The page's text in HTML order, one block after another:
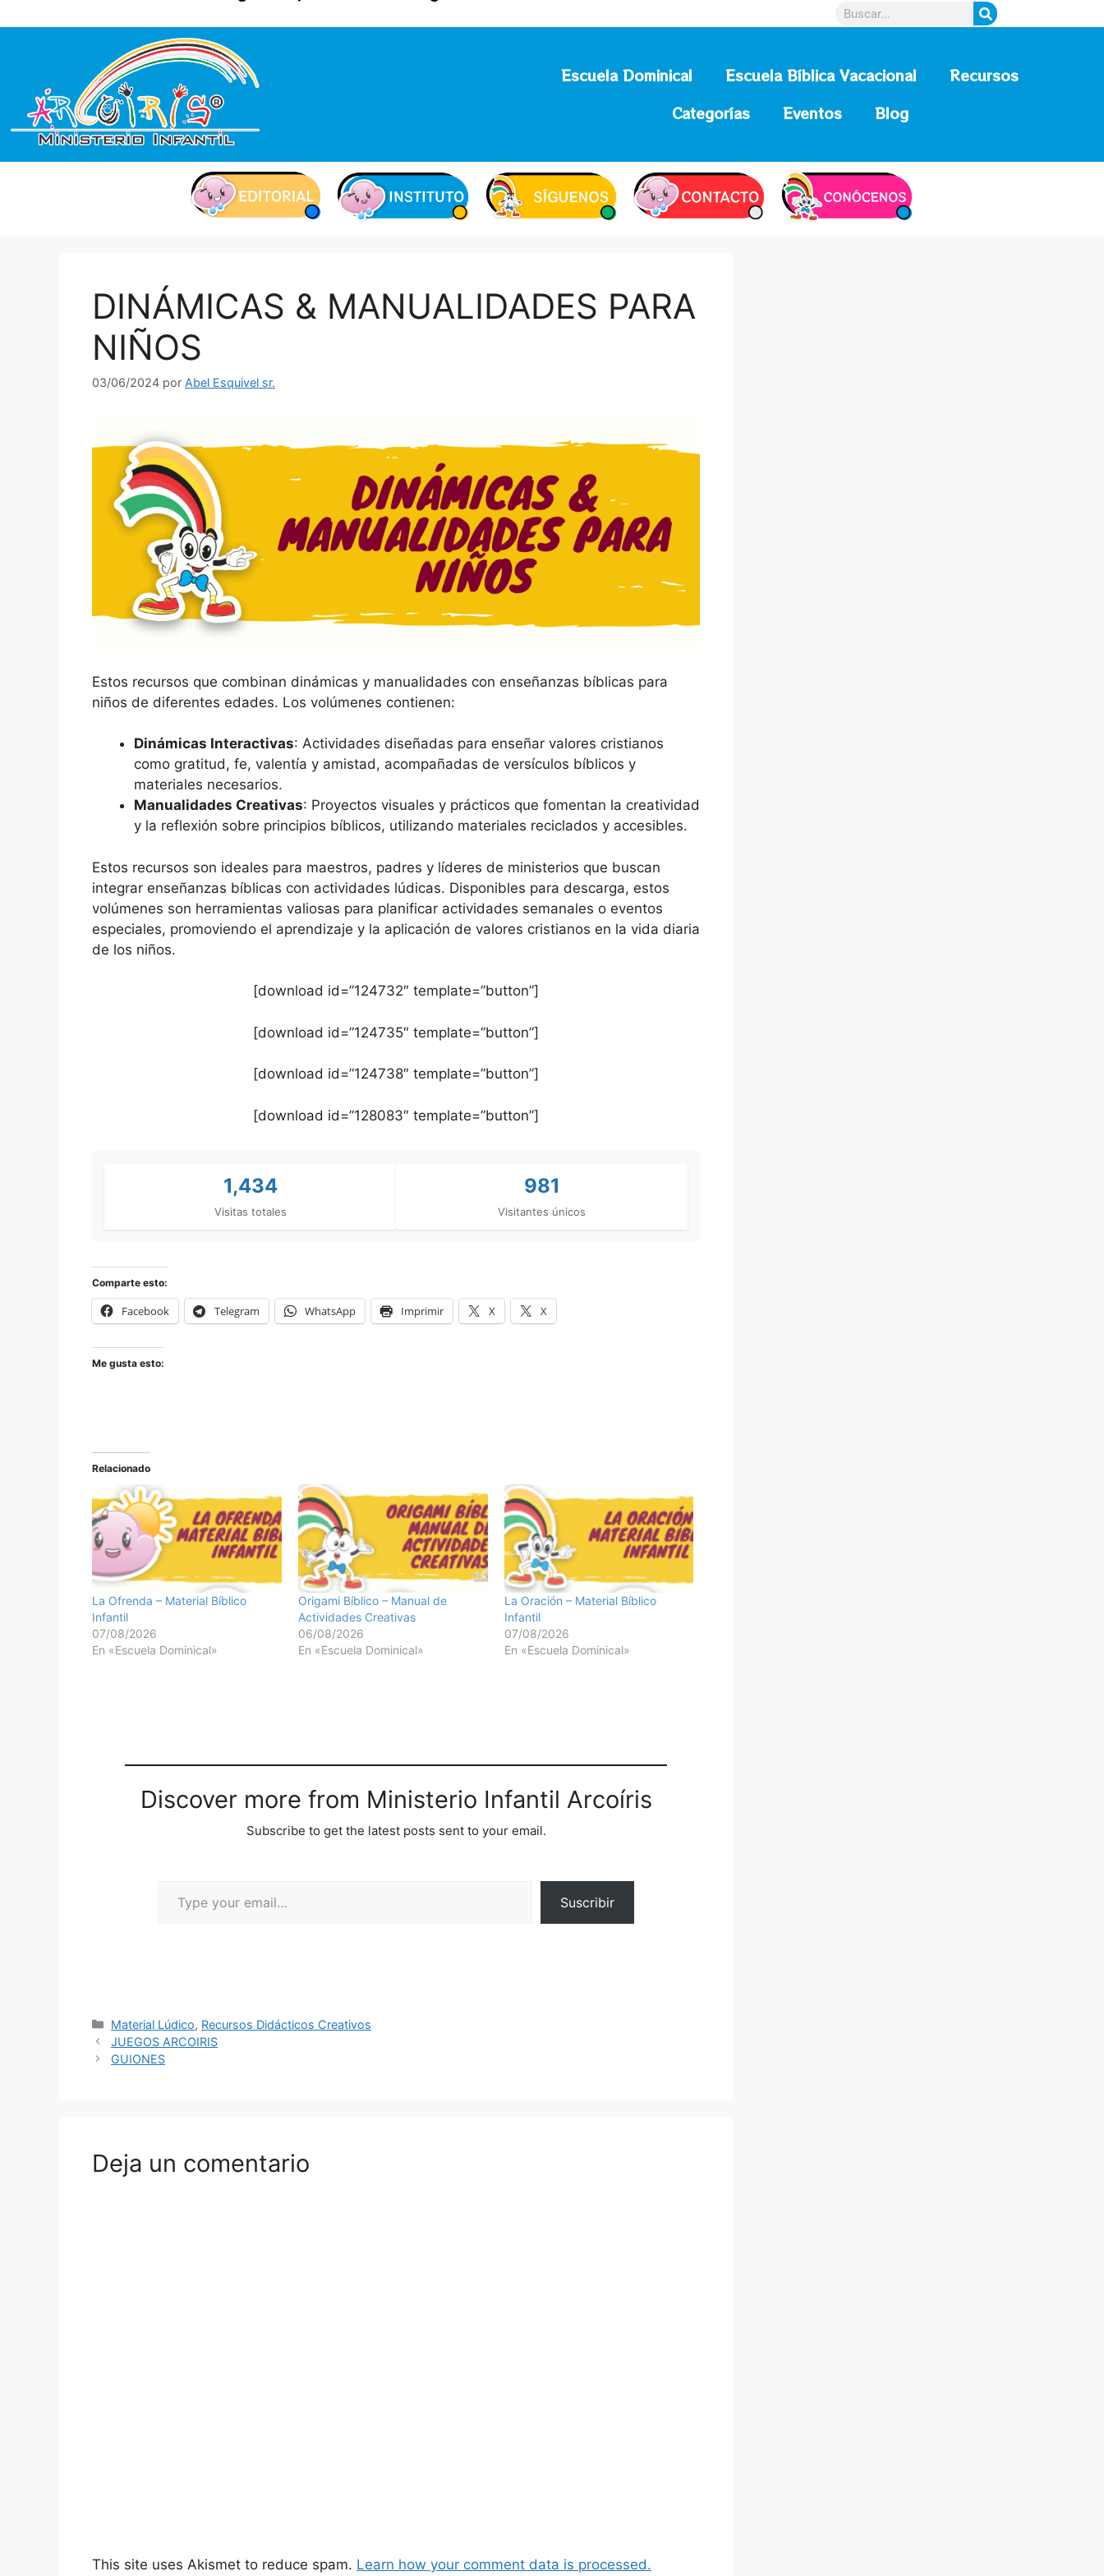
Escuela Dominical Escuela Bíblica Vacacional
Recursos
Categorías
Eventos Blog
DINÁMICAS & MANUALIDADES PARA
NIÑOS
03/06/2024 por Abel Esquivel sr.
Estos recursos que combinan dinámicas y manualidades con enseñanzas bíblicas para
niños de diferentes edades. Los volúmenes contienen:
Dinámicas Interactivas: Actividades diseñadas para enseñar valores cristianos
como gratitud, fe, valentía y amistad, acompañadas de versículos bíblicos y
materiales necesarios.
Manualidades Creativas: Proyectos visuales y prácticos que fomentan la creatividad
y la reflexión sobre principios bíblicos, utilizando materiales reciclados y accesibles.
Estos recursos son ideales para maestros, padres y líderes de ministerios que buscan
integrar enseñanzas bíblicas con actividades lúdicas. Disponibles para descarga, estos
volúmenes son herramientas valiosas para planificar actividades semanales o eventos
especiales, promoviendo el aprendizaje y la aplicación de valores cristianos en la vida diaria
de los niños.
[download id=”124732″ template=”button”]
[download id=”124735″ template=”button”]
[download id=”124738″ template=”button”]
[download id=”128083″ template=”button”]
1,434
Visitas totales
981
Visitantes únicos
Comparte esto:
Facebook Telegram WhatsApp Imprimir X X
Me gusta esto:
Relacionado
La Ofrenda – Material Bíblico
Infantil
07/08/2026
En «Escuela Dominical»
Origami Bíblico – Manual de
Actividades Creativas
06/08/2026
En «Escuela Dominical»
La Oración – Material Bíblico
Infantil
07/08/2026
En «Escuela Dominical»
Discover more from Ministerio Infantil Arcoíris
Subscribe to get the latest posts sent to your email.
Suscribir
Material Lúdico, Recursos Didácticos Creativos
JUEGOS ARCOIRIS
GUIONES
Deja un comentario
This site uses Akismet to reduce spam. Learn how your comment data is processed.